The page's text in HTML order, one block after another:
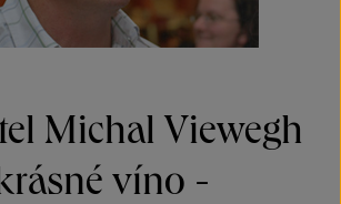
Michal Viewegh
víno -